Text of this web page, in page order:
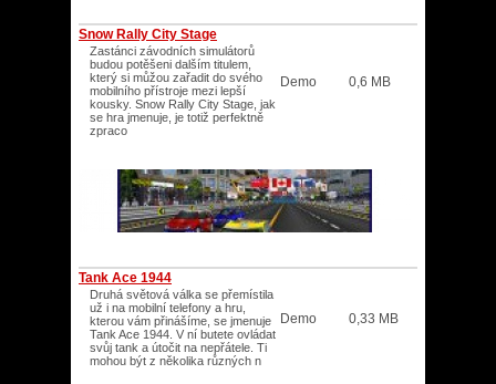
Snow Rally City Stage
Zastánci závodních simulátorů
budou potěšeni dalším titulem,
který si můžou zařadit do svého
mobilního přístroje mezi lepší
kousky. Snow Rally City Stage, jak
se hra jmenuje, je totiž perfektně
zpraco
Demo 0,6 MB
Tank Ace 1944
Druhá světová válka se přemístila
už i na mobilní telefony a hru,
kterou vám přinášíme, se jmenuje
Tank Ace 1944. V ní butete ovládat
svůj tank a útočit na nepřátele. Ti
mohou být z několika různých n
Demo 0,33 MB